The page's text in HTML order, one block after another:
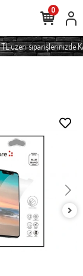
üzeri siparişlerinizde
0
SEPETE EKLE